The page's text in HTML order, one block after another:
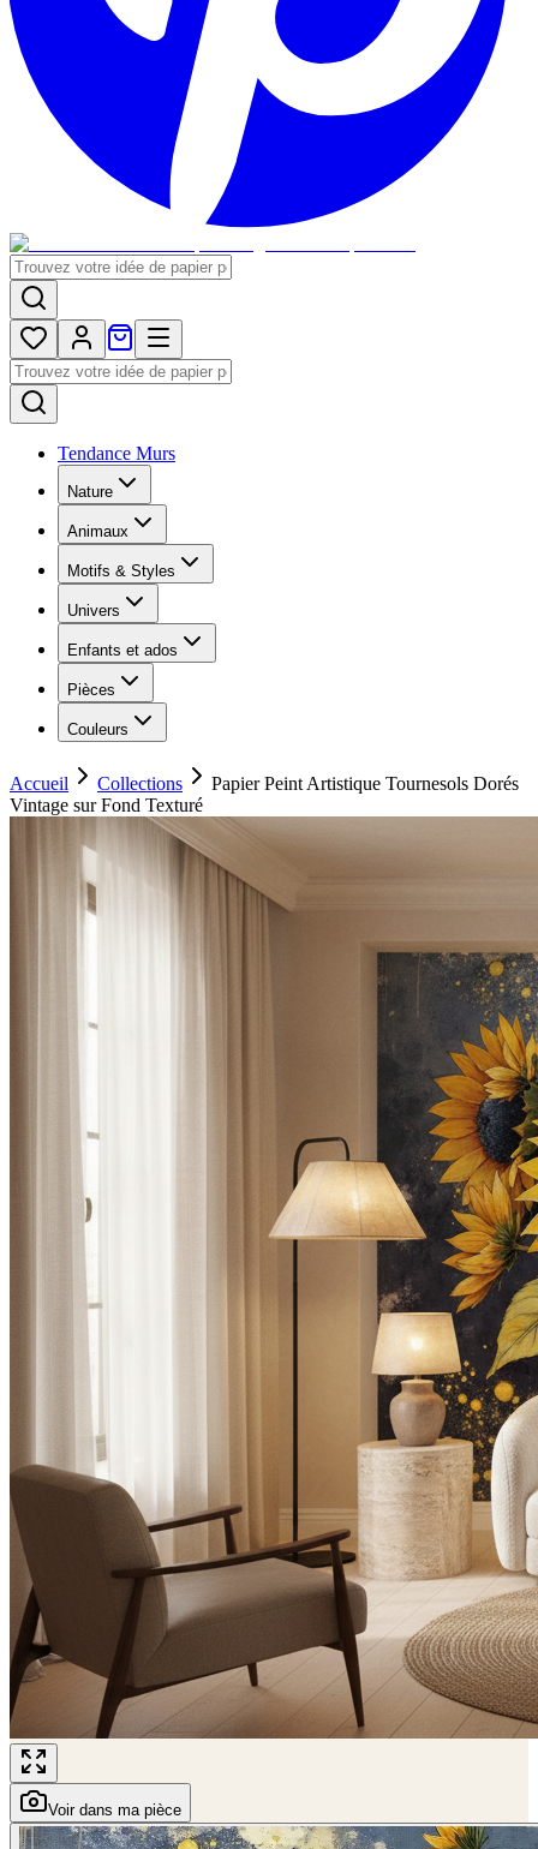
Tendance Murs
Nature
Animaux
Motifs & Styles
Univers
Enfants et ados
Pièces
Couleurs
Accueil Collections
Papier Peint Artistique Tournesols Dorés
Vintage sur Fond Texturé
Voir dans ma pièce